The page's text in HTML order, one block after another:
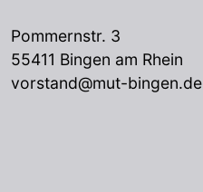
Pommernstr. 3
55411 Bingen am Rhein
vorstand@mut-bingen.de